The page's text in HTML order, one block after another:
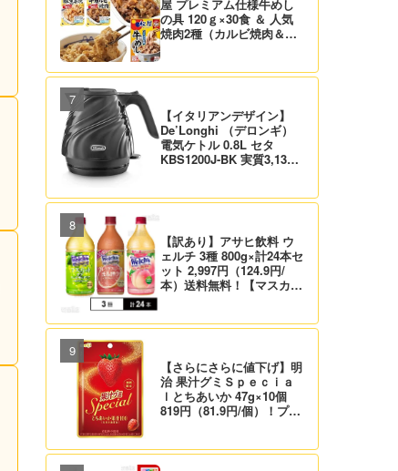
屋 プレミアム仕様牛めし
の具 120ｇ×30食 ＆ 人気
焼肉2種（カルビ焼肉＆生
料！
【イタリアンデザイン】
De’Longhi （デロンギ）
電気ケトル 0.8L セタ
KBS1200J-BK 実質3,132
【訳あり】アサヒ飲料 ウ
ェルチ 3種 800g×計24本セ
ット 2,997円（124.9円/
本）送料無料！【マスカッ
【さらにさらに値下げ】明
治 果汁グミＳｐｅｃｉａ
ｌとちあいか 47g×10個
819円（81.9円/個）！プラ